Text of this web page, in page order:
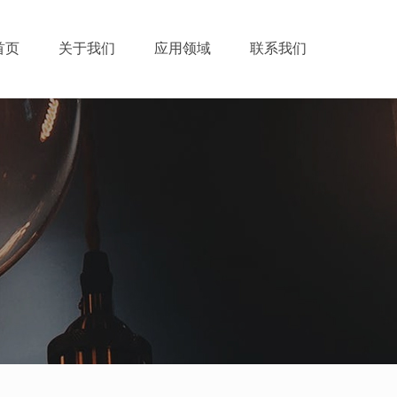
页 关于我们 应用领域 联系我们